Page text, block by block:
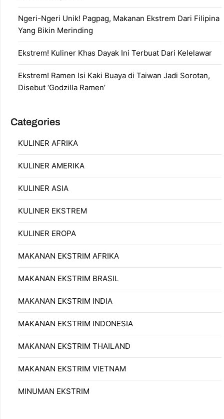
Ngeri-Ngeri Unik! Pagpag, Makanan Ekstrem Dari Filipina
Yang Bikin Merinding
Ekstrem! Kuliner Khas Dayak Ini Terbuat Dari Kelelawar
Ekstrem! Ramen Isi Kaki Buaya di Taiwan Jadi Sorotan,
Disebut ‘Godzilla Ramen’
Categories
KULINER AFRIKA
KULINER AMERIKA
KULINER ASIA
KULINER EKSTREM
KULINER EROPA
MAKANAN EKSTRIM AFRIKA
MAKANAN EKSTRIM BRASIL
MAKANAN EKSTRIM INDIA
MAKANAN EKSTRIM INDONESIA
MAKANAN EKSTRIM THAILAND
MAKANAN EKSTRIM VIETNAM
MINUMAN EKSTRIM